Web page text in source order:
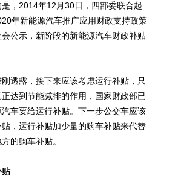
2014年12月30日，四部委联合起
年新能源汽车推广应用财政支持政策
公示，新阶段的新能源汽车财政补贴
露，接下来应该考虑运行补贴，只
达到节能减排的作用，国家财政部已
车要给运行补贴。下一步公交车应该
，运行补贴加少量的购车补贴来代替
的购车补贴。